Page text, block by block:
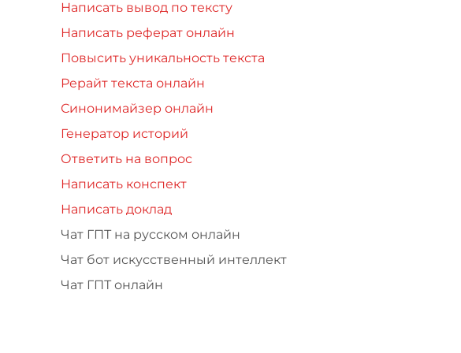
Написать вывод по тексту
Написать реферат онлайн
Повысить уникальность текста
Рерайт текста онлайн
Синонимайзер онлайн
Генератор историй
Ответить на вопрос
Написать конспект
Написать доклад
Чат ГПТ на русском онлайн
Чат бот искусственный интеллект
Чат ГПТ онлайн